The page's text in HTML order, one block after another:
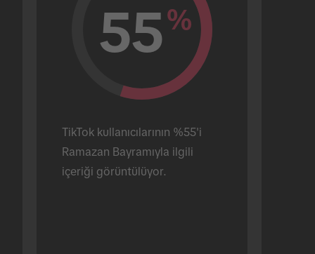
55%
TikTok kullanıcılarının %55'i
Ramazan Bayramıyla ilgili
içeriği görüntülüyor.